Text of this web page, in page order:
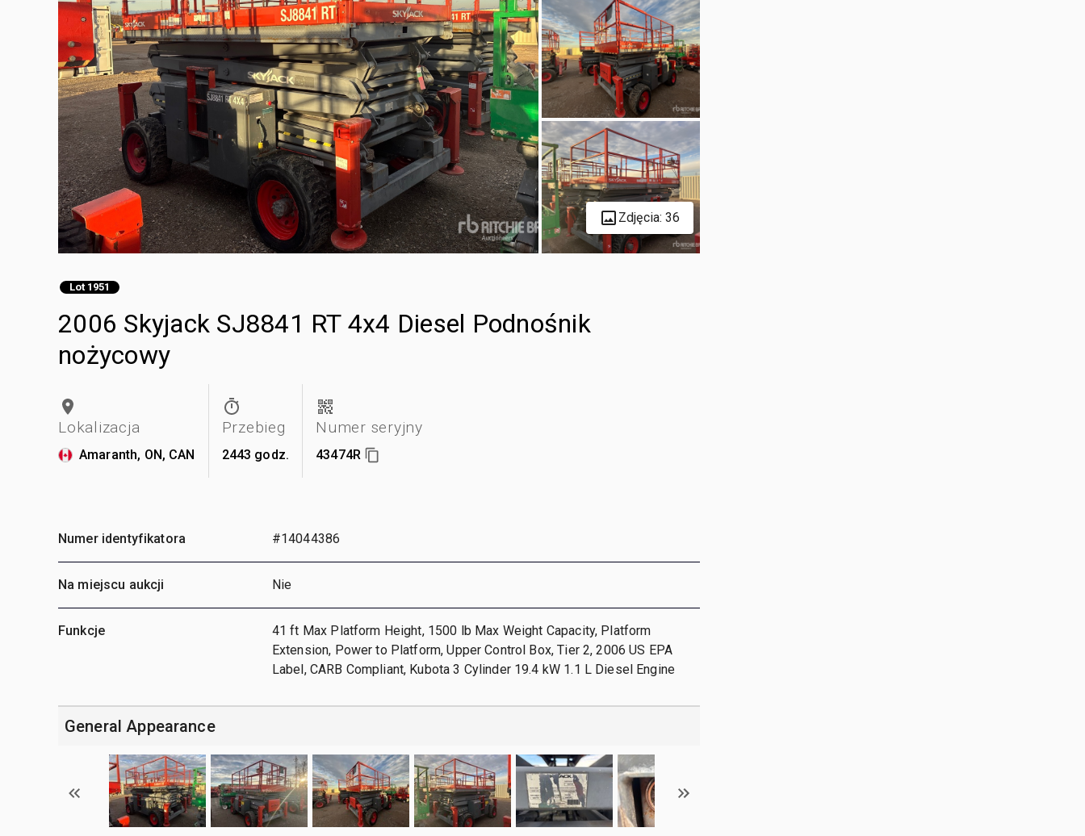
Zdjęcia: 36
Lot 1951
2006 Skyjack SJ8841 RT 4x4 Diesel Podnośnik
nożycowy
Lokalizacja
Amaranth, ON, CAN
Przebieg
2443 godz.
Numer seryjny
43474R
Numer identyfikatora #14044386
Na miejscu aukcji Nie
Funkcje
41 ft Max Platform Height, 1500 lb Max Weight Capacity, Platform
Extension, Power to Platform, Upper Control Box, Tier 2, 2006 US EPA
Label, CARB Compliant, Kubota 3 Cylinder 19.4 kW 1.1 L Diesel Engine
General Appearance